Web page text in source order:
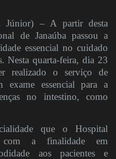
Júnior) – A partir desta
de Janaúba passou a
essencial no cuidado
Nesta quarta-feira, dia 23
realizado o serviço de
exame essencial para a
no intestino, como
que o Hospital
com a finalidade em
aos pacientes e